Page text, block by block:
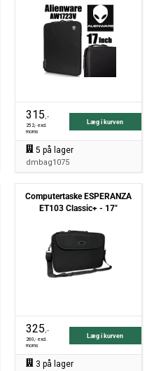
315,-
252,- excl.
moms
Læg i kurven
5 på lager
dmbag1075
Computertaske ESPERANZA
ET103 Classic+ - 17"
325,-
260,- excl.
moms
Læg i kurven
3 på lager